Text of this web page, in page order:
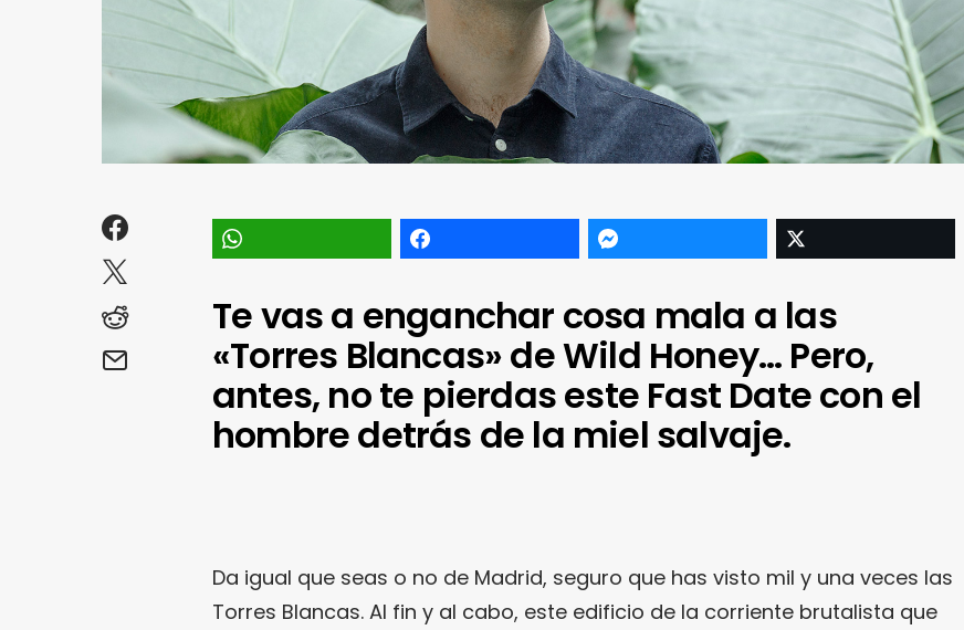
Te vas a enganchar cosa mala a las
«Torres Blancas» de Wild Honey… Pero,
antes, no te pierdas este Fast Date con el
hombre detrás de la miel salvaje.
Da igual que seas o no de Madrid, seguro que has visto mil y una veces las
Torres Blancas. Al fin y al cabo, este edificio de la corriente brutalista que